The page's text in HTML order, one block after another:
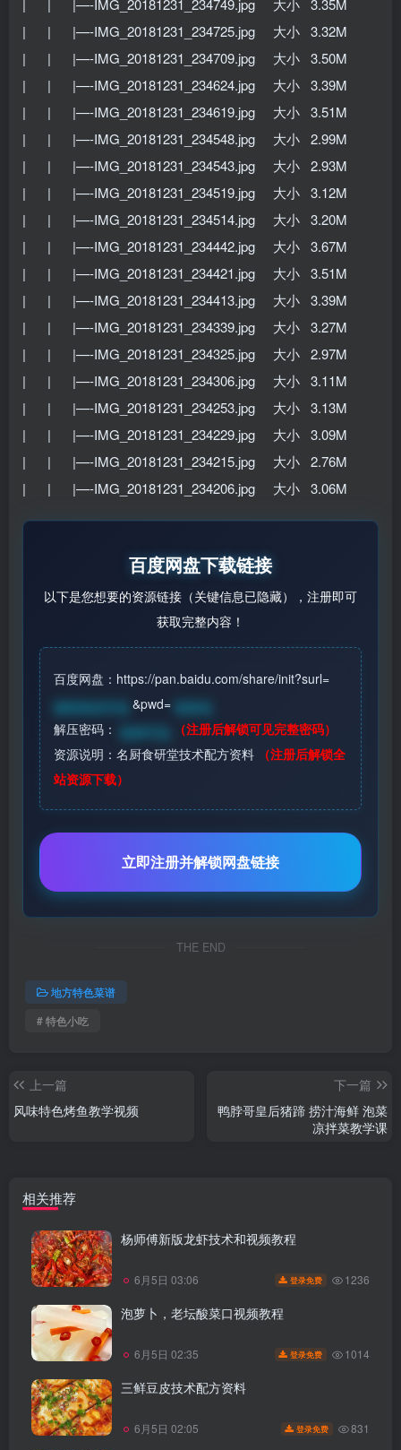
| | |—-IMG_20181231_234749.jpg 大小 3.35M
| | |—-IMG_20181231_234725.jpg 大小 3.32M
| | |—-IMG_20181231_234709.jpg 大小 3.50M
| | |—-IMG_20181231_234624.jpg 大小 3.39M
| | |—-IMG_20181231_234619.jpg 大小 3.51M
| | |—-IMG_20181231_234548.jpg 大小 2.99M
| | |—-IMG_20181231_234543.jpg 大小 2.93M
| | |—-IMG_20181231_234519.jpg 大小 3.12M
| | |—-IMG_20181231_234514.jpg 大小 3.20M
| | |—-IMG_20181231_234442.jpg 大小 3.67M
| | |—-IMG_20181231_234421.jpg 大小 3.51M
| | |—-IMG_20181231_234413.jpg 大小 3.39M
| | |—-IMG_20181231_234339.jpg 大小 3.27M
| | |—-IMG_20181231_234325.jpg 大小 2.97M
| | |—-IMG_20181231_234306.jpg 大小 3.11M
| | |—-IMG_20181231_234253.jpg 大小 3.13M
| | |—-IMG_20181231_234229.jpg 大小 3.09M
| | |—-IMG_20181231_234215.jpg 大小 2.76M
| | |—-IMG_20181231_234206.jpg 大小 3.06M
百度网盘下载链接
以下是您想要的资源链接（关键信息已隐藏），注册即可
获取完整内容！
百度网盘：https://pan.baidu.com/share/init?surl=
请登录后可见
&pwd=
解压密码：
（注册后解锁可见完整密码）
资源说明：名厨食研堂技术配方资料
（注册后解锁全
站资源下载）
立即注册并解锁网盘链接
THE END
地方特色菜谱
# 特色小吃
上一篇
风味特色烤鱼教学视频
下一篇
鸭脖哥皇后猪蹄 捞汁海鲜 泡菜
凉拌菜教学课
相关推荐
杨师傅新版龙虾技术和视频教程
6月5日 03:06 登录免费 1236
泡萝卜，老坛酸菜口视频教程
6月5日 02:35 登录免费 1014
三鲜豆皮技术配方资料
6月5日 02:05 登录免费 831